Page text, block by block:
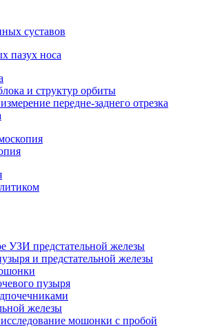
суставов
пазух носа
и структур орбиты
передне-заднего отрезка
УЗИ предстательной железы
и предстательной железы
пузыря
железы
исследование мошонки с пробой